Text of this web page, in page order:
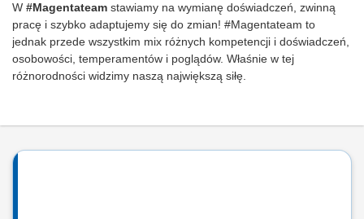
W #Magentateam stawiamy na wymianę doświadczeń, zwinną
pracę i szybko adaptujemy się do zmian! #Magentateam to
jednak przede wszystkim mix różnych kompetencji i doświadczeń,
osobowości, temperamentów i poglądów. Właśnie w tej
różnorodności widzimy naszą największą siłę.